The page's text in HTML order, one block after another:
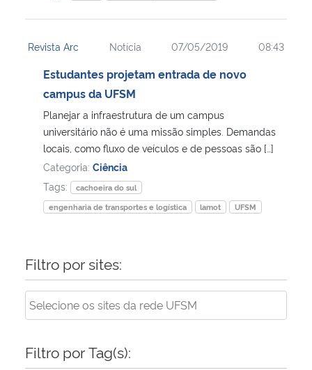
Revista Arc Notícia 07/05/2019 08:43
Estudantes projetam entrada de novo
campus da UFSM
Planejar a infraestrutura de um campus
universitário não é uma missão simples. Demandas
locais, como fluxo de veículos e de pessoas são […]
Categoria: Ciência
Tags:
cachoeira do sul
engenharia de transportes e logística
lamot UFSM
Filtro por sites:
Filtro por Tag(s):